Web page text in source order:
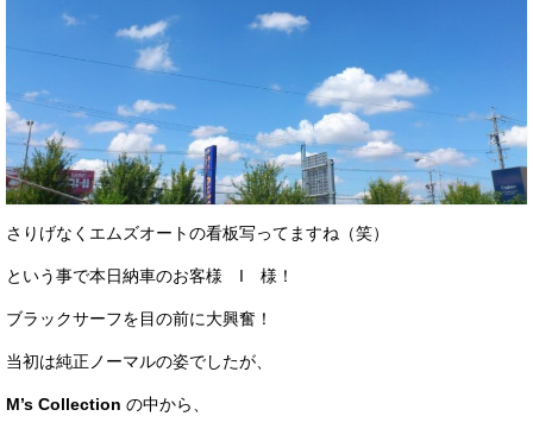
会社概要
トップメッセージ
スタッフ紹介
ブログ
スタッフブログ
お客様の声
さりげなくエムズオートの看板写ってますね（笑）
という事で本日納車のお客様 I 様！
ブラックサーフを目の前に大興奮！
当初は純正ノーマルの姿でしたが、
M’s Collection の中から、